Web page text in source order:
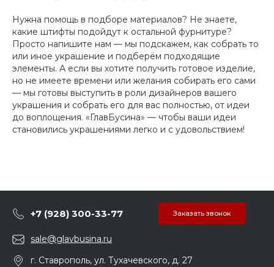
Нужна помощь в подборе материалов? Не знаете,
какие штифты подойдут к остальной фурнитуре?
Просто напишите нам — мы подскажем, как собрать то
или иное украшение и подберём подходящие
элементы. А если вы хотите получить готовое изделие,
но не имеете времени или желания собирать его сами
— мы готовы выступить в роли дизайнеров вашего
украшения и собрать его для вас полностью, от идеи
до воплощения. «ГлавБусина» — чтобы ваши идеи
становились украшениями легко и с удовольствием!
+7 (928) 300-33-77 Заказать звонок
sale@glavbusina.ru
г. Ставрополь, ул. Тухачевского, д. 27